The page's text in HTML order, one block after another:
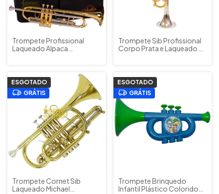
Trompete Profissional
Laqueado Alpaca
(Bb) Estojo e Acessórios
Trompete Sib Profissional
Corpo Prata e Laqueado c/
ESGOTADO
GRÁTIS
Trompete Cornet Sib
Laqueado Michael
ESGOTADO
GRÁTIS
Trompete Brinquedo
Infantil Plástico Colorido